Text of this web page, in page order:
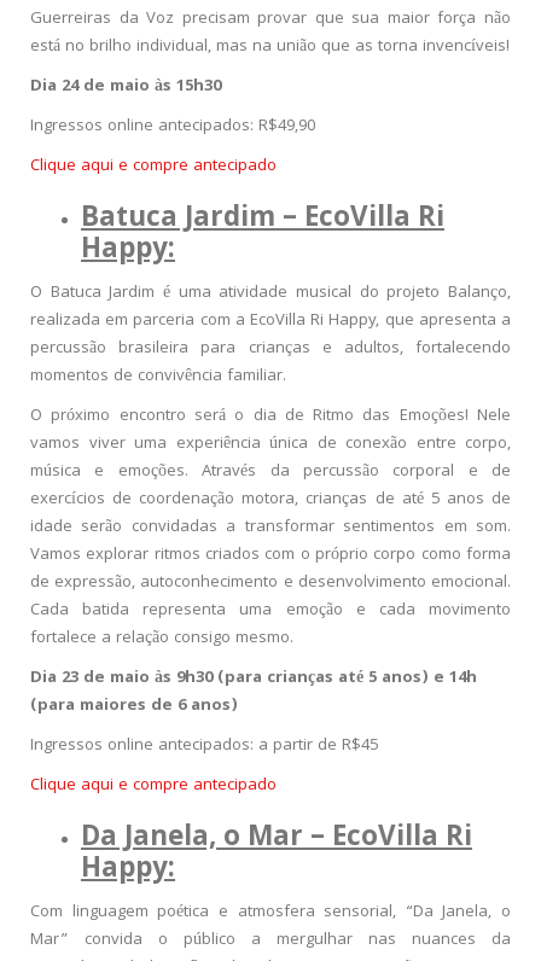
Guerreiras da Voz precisam provar que sua maior força não
está no brilho individual, mas na união que as torna invencíveis!
Dia 24 de maio às 15h30
Ingressos online antecipados: R$49,90
Clique aqui e compre antecipado
Batuca Jardim –EcoVilla Ri
Happy:
O Batuca Jardim é uma atividade musical do projeto Balanço,
realizada em parceria com a EcoVilla Ri Happy, que apresenta a
percussão brasileira para crianças e adultos, fortalecendo
momentos de convivência familiar.
O próximo encontro será o dia de Ritmo das Emoções! Nele
vamos viver uma experiência única de conexão entre corpo,
música e emoções. Através da percussão corporal e de
exercícios de coordenação motora, crianças de até 5 anos de
idade serão convidadas a transformar sentimentos em som.
Vamos explorar ritmos criados com o próprio corpo como forma
de expressão, autoconhecimento e desenvolvimento emocional.
Cada batida representa uma emoção e cada movimento
fortalece a relação consigo mesmo.
Dia 23 de maio às 9h30 (para crianças até 5 anos) e 14h
(para maiores de 6 anos)
Ingressos online antecipados: a partir de R$45
Clique aqui e compre antecipado
Da Janela, o Mar – EcoVilla Ri
Happy:
Com linguagem poética e atmosfera sensorial, “Da Janela, o
Mar” convida o público a mergulhar nas nuances da